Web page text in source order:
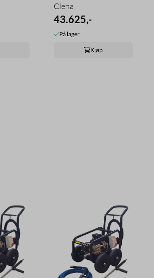
Clena
43.625,-
På lager
Kjøp